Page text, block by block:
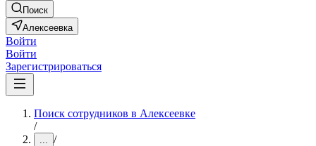
Поиск
Алексеевка
Войти
Войти
Зарегистрироваться
Поиск сотрудников в Алексеевке
/
... /